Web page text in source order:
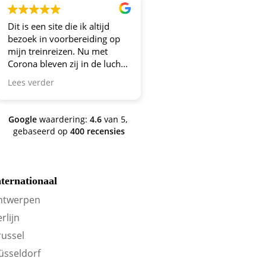
Dit is een site die ik altijd
bezoek in voorbereiding op
mijn treinreizen. Nu met
Corona bleven zij in de lucht.
Bravo en ga zo door! En nu
zijn we een aantal jaren
site om je te oriënteren op
trein-voordeel!
Lees verder
Google waardering: 4.6 van 5,
gebaseerd op400 recensies